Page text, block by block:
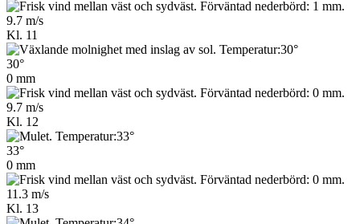
9.7 m/s
Kl. 11
30°
0 mm
9.7 m/s
Kl. 12
33°
0 mm
11.3 m/s
Kl. 13